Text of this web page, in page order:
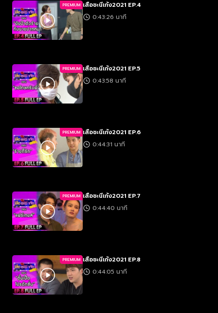
PREMIUM เสือชะนีเก้ง2021 EP.4
0:43:26 นาที
PREMIUM เสือชะนีเก้ง2021 EP.5
0:43:58 นาที
PREMIUM เสือชะนีเก้ง2021 EP.6
0:44:31 นาที
PREMIUM เสือชะนีเก้ง2021 EP.7
0:44:40 นาที
PREMIUM เสือชะนีเก้ง2021 EP.8
0:44:05 นาที